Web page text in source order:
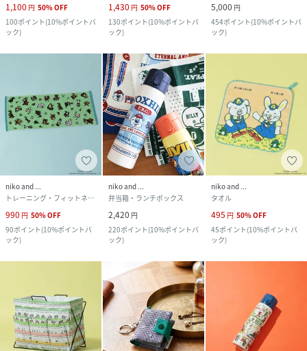
1,100 円 50%OFF
100ポイント(10%ポイントバ
ック)
1,430 円 50%OFF
130ポイント(10%ポイントバ
ック)
5,000 円
454ポイント(10%ポイントバ
ック)
niko and ...
トレーニング・フィットネス用品
990 円 50%OFF
90ポイント(10%ポイントバ
ック)
niko and ...
弁当箱・ランチボックス
2,420 円
220ポイント(10%ポイントバ
ック)
niko and ...
タオル
495 円 50%OFF
45ポイント(10%ポイントバ
ック)